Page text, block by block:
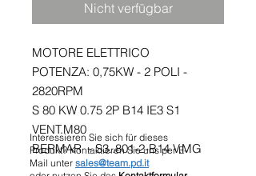
Nicht verfügbar
MOTORE ELETTRICO
POTENZA: 0,75KW - 2 POLI -
2820RPM
S 80 KW 0.75 2P B14 IE3 S1
VENT.M80
BERMAR - S3..801-2-B14 V.MG
Interessieren Sie sich für dieses
Produkt? Kontaktieren Sie uns per E-
Mail unter sales@team.pd.it